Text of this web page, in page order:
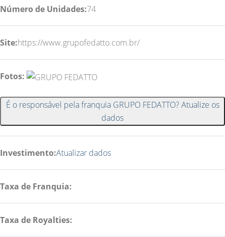
Número de Unidades:74
Site:https://www.grupofedatto.com.br/
Fotos:
É o responsável pela franquia GRUPO FEDATTO? Atualize os
dados
Investimento:Atualizar dados
Taxa de Franquia:
Taxa de Royalties: